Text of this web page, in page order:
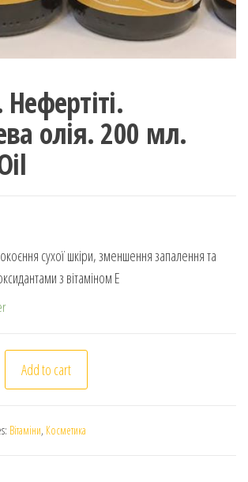
олія. 200 мл.
сухої шкіри, зменшення запалення та
з вітаміном Е
Мигдалева олія. 200 мл.
Add to cart
Вітаміни, Косметика